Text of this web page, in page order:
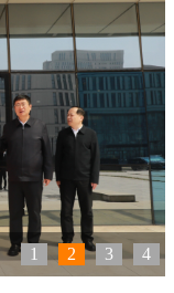
1 2 3 4